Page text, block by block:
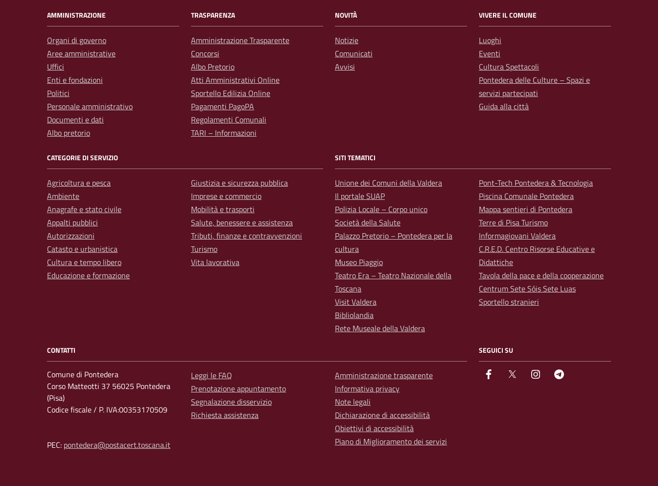
AMMINISTRAZIONE
Organi di governo
Aree amministrative
Uffici
Enti e fondazioni
Politici
Personale amministrativo
Documenti e dati
Albo pretorio
TRASPARENZA
Amministrazione Trasparente
Concorsi
Albo Pretorio
Atti Amministrativi Online
Sportello Edilizia Online
Pagamenti PagoPA
Regolamenti Comunali
TARI – Informazioni
NOVITÀ
Notizie
Comunicati
Avvisi
VIVERE IL COMUNE
Luoghi
Eventi
Cultura Spettacoli
Pontedera delle Culture – Spazi e
servizi partecipati
Guida alla città
CATEGORIE DI SERVIZIO
Agricoltura e pesca
Ambiente
Anagrafe e stato civile
Appalti pubblici
Autorizzazioni
Catasto e urbanistica
Cultura e tempo libero
Educazione e formazione
Giustizia e sicurezza pubblica
Imprese e commercio
Mobilità e trasporti
Salute, benessere e assistenza
Tributi, finanze e contravvenzioni
Turismo
Vita lavorativa
SITI TEMATICI
Unione dei Comuni della Valdera
Il portale SUAP
Polizia Locale – Corpo unico
Società della Salute
Palazzo Pretorio – Pontedera per la
cultura
Museo Piaggio
Teatro Era – Teatro Nazionale della
Toscana
Visit Valdera
Bibliolandia
Rete Museale della Valdera
Pont-Tech Pontedera & Tecnologia
Piscina Comunale Pontedera
Mappa sentieri di Pontedera
Terre di Pisa Turismo
Informagiovani Valdera
C.R.E.D. Centro Risorse Educative e
Didattiche
Tavola della pace e della cooperazione
Centrum Sete Sóis Sete Luas
Sportello stranieri
CONTATTI
Comune di Pontedera
Corso Matteotti 37 56025 Pontedera
(Pisa)
Codice fiscale / P. IVA:00353170509
PEC: pontedera@postacert.toscana.it
Leggi le FAQ
Prenotazione appuntamento
Segnalazione disservizio
Richiesta assistenza
Amministrazione trasparente
Informativa privacy
Note legali
Dichiarazione di accessibilità
Obiettivi di accessibilità
Piano di Miglioramento dei servizi
SEGUICI SU
facebook Twitter instagram